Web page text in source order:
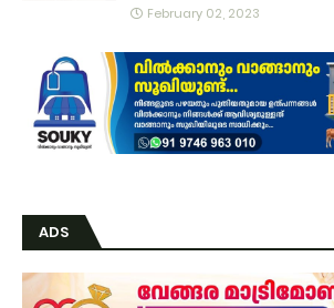
February 02, 2023
ADS